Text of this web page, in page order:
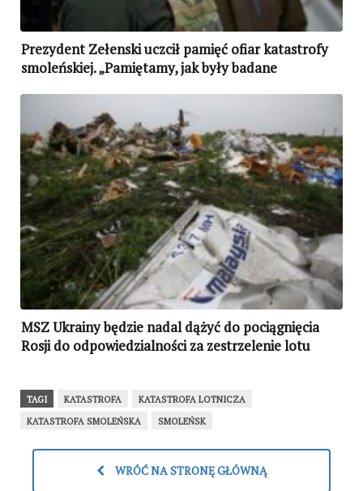
Prezydent Zełenski uczcił pamięć ofiar katastrofy
smoleńskiej. „Pamiętamy, jak były badane
MSZ Ukrainy będzie nadal dążyć do pociągnięcia
Rosji do odpowiedzialności za zestrzelenie lotu
TAGI KATASTROFA
KATASTROFA LOTNICZA
KATASTROFA SMOLEŃSKA
SMOLEŃSK
WRÓĆ NA STRONĘ GŁÓWNĄ